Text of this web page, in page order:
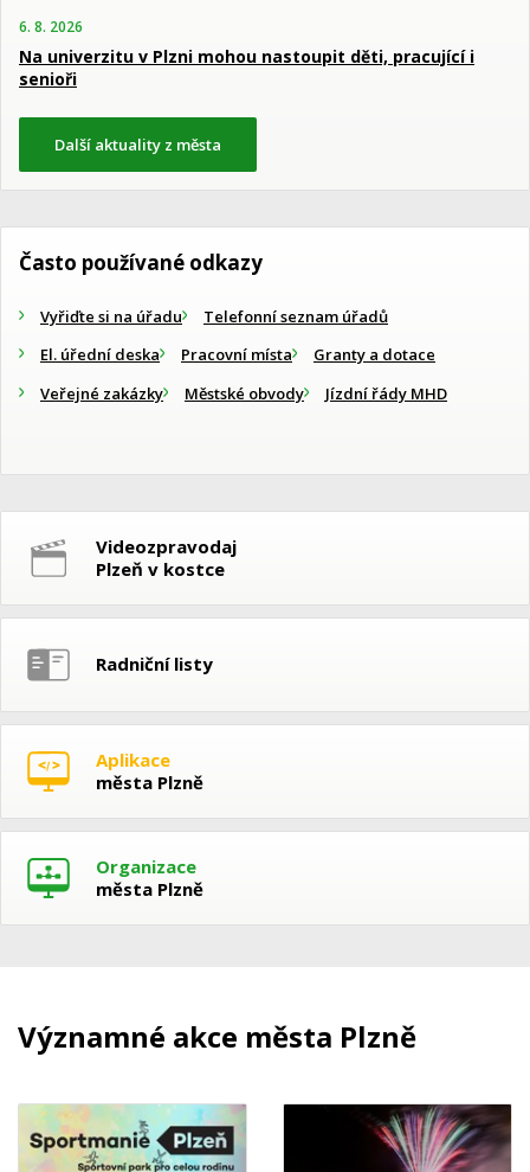
6. 8. 2026
Na univerzitu v Plzni mohou nastoupit děti, pracující i
senioři
Další aktuality z města
Často používané odkazy
Vyřiďte si na úřadu
Telefonní seznam úřadů
El. úřední deska
Pracovní místa
Granty a dotace
Veřejné zakázky
Městské obvody Jízdní řády MHD
Videozpravodaj
Plzeň v kostce
Radniční listy
Aplikace
města Plzně
Organizace
města Plzně
Významné akce města Plzně